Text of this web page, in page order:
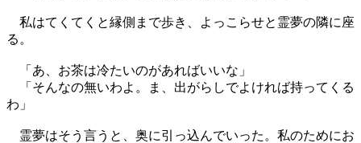
私はてくてくと縁側まで歩き、よっこらせと霊夢の隣に座
る。
「あ、お茶は冷たいのがあればいいな」
「そんなの無いわよ。ま、出がらしでよければ持ってくる
わ」
霊夢はそう言うと、奥に引っ込んでいった。私のためにお